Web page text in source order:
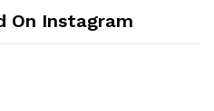
On Instagram